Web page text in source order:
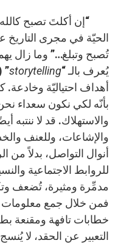
الحيّة في مجرى
تُصبح وتبلغ…” وما زال
يُعرف بالـ “storytelling
”
أهداف احتياليّة
بأنّه لكي نكون سعداء
والاستهلاك. قد لا ننتبه
والإشاعات، وللعنف
أنوال التواصل، بدلاً من
للروابط الاجتماعية
مدمِّرة ومثيرة، تُضعف
فمن خلال جمع معلومات
خطابات تافهة ومقنعة
التعبير عن الحقد، لا